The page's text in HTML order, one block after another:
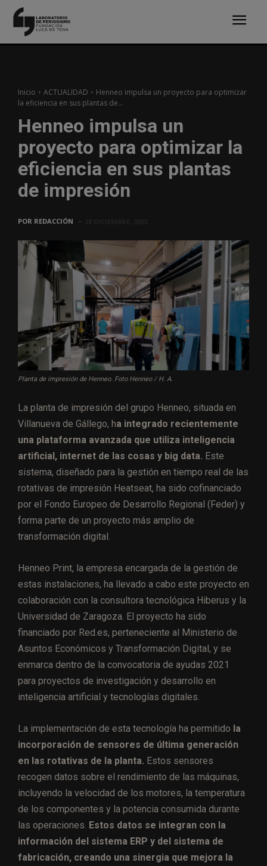
Inicio ACTUALIDAD
Henneo impulsa un proyecto para optimizar
la eficiencia en sus plantas de...
Henneo impulsa un
proyecto para optimizar la
eficiencia en sus plantas
de impresión
POR REDACCIÓN
Planta de impresión de Henneo. Foto Henneo / H. A.
La planta de impresión del grupo Henneo, situada en
Villanueva de Gállego, ha integrado recientemente
una plataforma avanzada que utiliza inteligencia
artificial, internet de las cosas y big data. Este
sistema, diseñado para la gestión en tiempo real de las
rotativas de impresión Heatseat, ha sido cofinanciado
por el Fondo Europeo de Desarrollo Regional (Feder) y
forma parte de un proyecto más amplio de
transformación digital.
Henneo Print, la empresa encargada de la gestión de
estas instalaciones, ha llevado a cabo este proyecto en
colaboración con la consultora tecnológica Hiberus y la
Universidad de Zaragoza. El proyecto ha sido
financiado por Red.es, perteneciente al Ministerio de
Asuntos Económicos y Transformación Digital, y se
enmarca dentro de la convocatoria de ayudas 2021
para proyectos de investigación y desarrollo en
inteligencia artificial y tecnologías digitales.
La implementación de esta tecnología ha permitido la
incorporación de sensores de última generación
en las rotativas de la planta. Estos sensores
recogen datos sobre el rendimiento de las máquinas,
incluyendo la velocidad de los motores, la temperatura
de los componentes y la potencia consumida durante
las operaciones. Estos datos se integran con la
información del sistema ERP y del sistema de
fabricación, creando una sinergia que mejora la